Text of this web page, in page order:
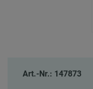
Art.-Nr.: 147873